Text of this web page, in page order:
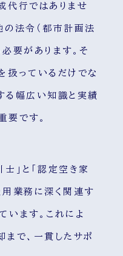
代行ではありませ
の法令（都市計画法
要があります。そ
扱っているだけでな
る幅広い知識と実績
要です。
」と「認定空き家
用業務に深く関連す
います。これによ
まで、一貫したサポ